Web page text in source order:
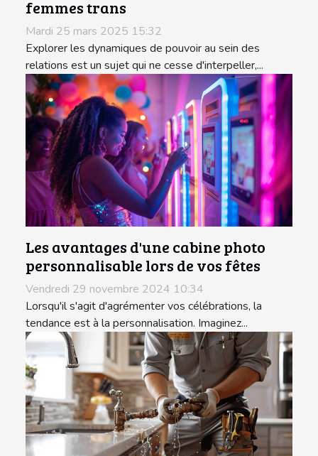
femmes trans
Mardi 25 mars 2025 15:32
Explorer les dynamiques de pouvoir au sein des
relations est un sujet qui ne cesse d'interpeller,...
Les avantages d'une cabine photo
personnalisable lors de vos fêtes
Vendredi 29 novembre 2024 10:34
Lorsqu'il s'agit d'agrémenter vos célébrations, la
tendance est à la personnalisation. Imaginez...